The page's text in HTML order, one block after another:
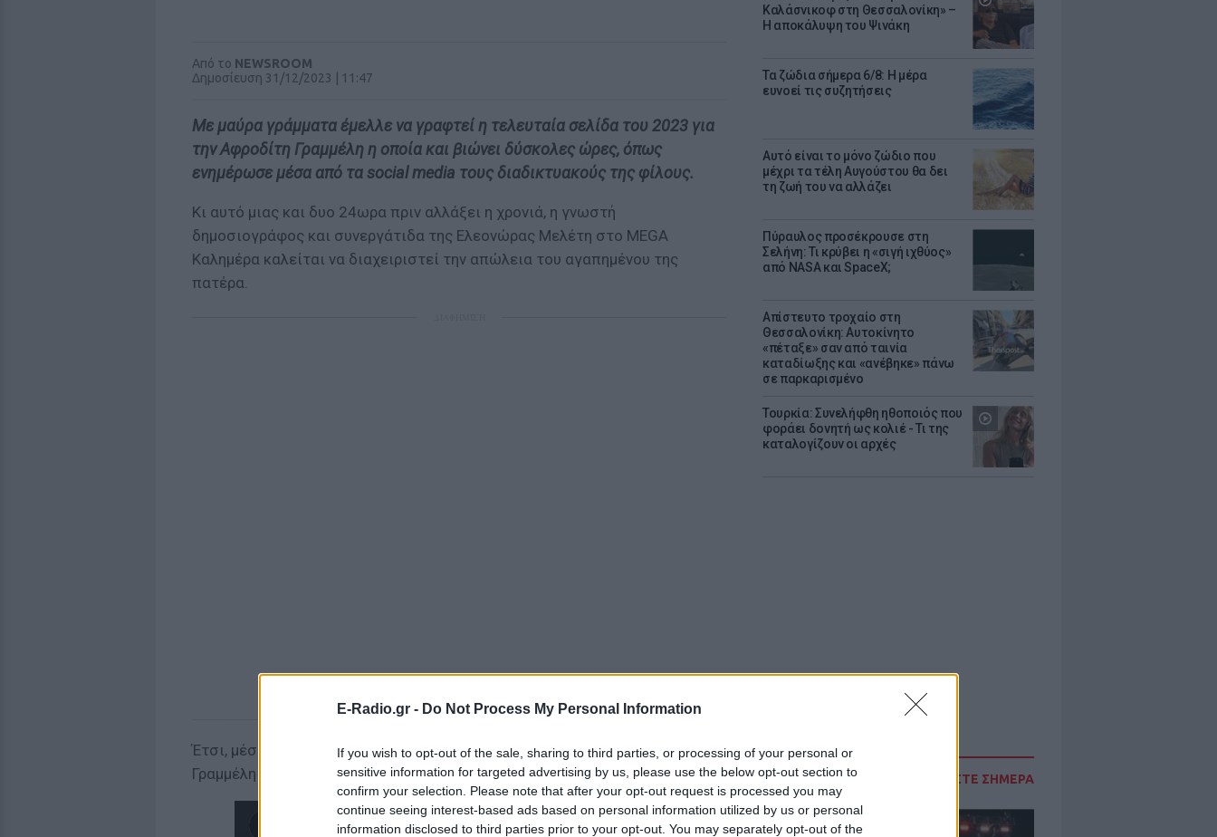
E-Radio.gr - Do Not Process My Personal Information
If you wish to opt-out of the sale, sharing to third parties, or processing of your personal or
sensitive information for targeted advertising by us, please use the below opt-out section to
confirm your selection. Please note that after your opt-out request is processed you may
continue seeing interest-based ads based on personal information utilized by us or personal
information disclosed to third parties prior to your opt-out. You may separately opt-out of the
Καλάσνικοφ στη Θεσσαλονίκη» –
Η αποκάλυψη του Ψινάκη
Τα ζώδια σήμερα 6/8: Η μέρα
ευνοεί τις συζητήσεις
Αυτό είναι το μόνο ζώδιο που
μέχρι τα τέλη Αυγούστου θα δει
τη ζωή του να αλλάζει
Πύραυλος προσέκρουσε στη
Σελήνη: Τι κρύβει η «σιγή ιχθύος»
από NASA και SpaceX;
Απίστευτο τροχαίο στη
Θεσσαλονίκη: Αυτοκίνητο
«πέταξε» σαν από ταινία
καταδίωξης και «ανέβηκε» πάνω
σε παρκαρισμένο
Τουρκία: Συνελήφθη ηθοποιός που
φοράει δoνητή ως κολιέ - Τι της
καταλογίζουν οι αρχές
ΔΙΑΒΑΣΤΕ ΣΗΜΕΡΑ
Από το NEWSROOM
Δημοσίευση 31/12/2023 | 11:47
Με μαύρα γράμματα έμελλε να γραφτεί η τελευταία σελίδα του 2023 για
την Αφροδίτη Γραμμέλη η οποία και βιώνει δύσκολες ώρες, όπως
ενημέρωσε μέσα από τα social media τους διαδικτυακούς της φίλους.
Κι αυτό μιας και δυο 24ωρα πριν αλλάξει η χρονιά, η γνωστή
δημοσιογράφος και συνεργάτιδα της Ελεονώρας Μελέτη στο MEGA
Καλημέρα καλείται να διαχειριστεί την απώλεια του αγαπημένου της
πατέρα.
Έτσι, μέσα από τον προσωπικό της λογαριασμό στο Instagram, η Αφροδίτη
Γραμμέλη δημοσίευσε μια λιτή ιστορία για το πένθος της.